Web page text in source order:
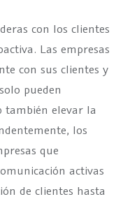
con los clientes
Las empresas
con sus clientes y
pueden
también elevar la
los
que
activas
de clientes hasta